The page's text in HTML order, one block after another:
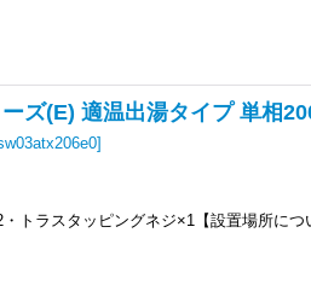
ズ(E) 適温出湯タイプ 単相
]
トラスタッピングネジ×1【設置場所に